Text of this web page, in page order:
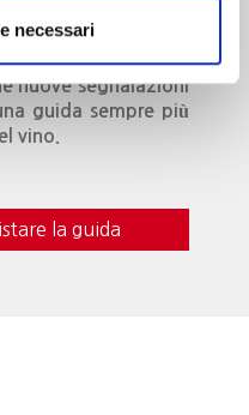
necessari
recensite, con
e i vini da gustare in
nuove segnalazioni
guida sempre più
vino.
la guida